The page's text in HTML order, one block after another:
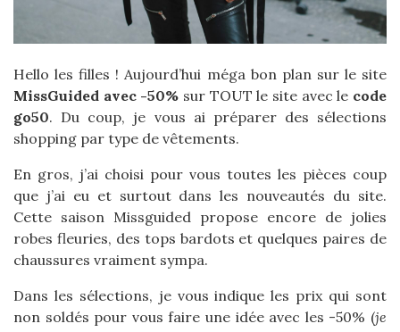
Hello les filles ! Aujourd’hui méga bon plan sur le site
MissGuided avec -50% sur TOUT le site avec le code
go50. Du coup, je vous ai préparer des sélections
shopping par type de vêtements.
En gros, j’ai choisi pour vous toutes les pièces coup
que j’ai eu et surtout dans les nouveautés du site.
Cette saison Missguided propose encore de jolies
robes fleuries, des tops bardots et quelques paires de
chaussures vraiment sympa.
Dans les sélections, je vous indique les prix qui sont
non soldés pour vous faire une idée avec les -50% (je